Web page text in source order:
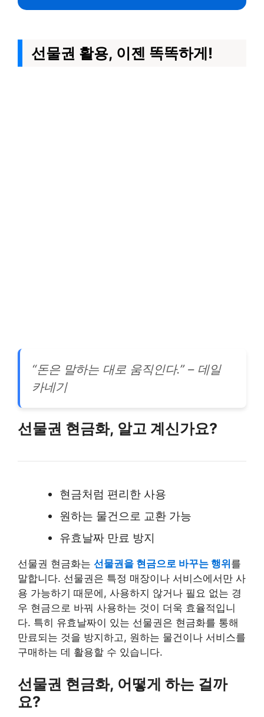
선물권 활용, 이젠 똑똑하게!
“돈은 말하는 대로 움직인다.” – 데일
카네기
선물권 현금화, 알고 계신가요?
현금처럼 편리한 사용
원하는 물건으로 교환 가능
유효날짜 만료 방지
선물권 현금화는 선물권을 현금으로 바꾸는 행위 를
말합니다. 선물권은 특정 매장이나 서비스에서만 사
용 가능하기 때문에, 사용하지 않거나 필요 없는 경
우 현금으로 바꿔 사용하는 것이 더욱 효율적입니
다. 특히 유효날짜이 있는 선물권은 현금화를 통해
만료되는 것을 방지하고, 원하는 물건이나 서비스를
구매하는 데 활용할 수 있습니다.
선물권 현금화, 어떻게 하는 걸까
요?